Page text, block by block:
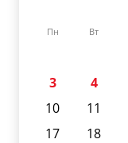
Пн Вт
3
4
10
11
17
18